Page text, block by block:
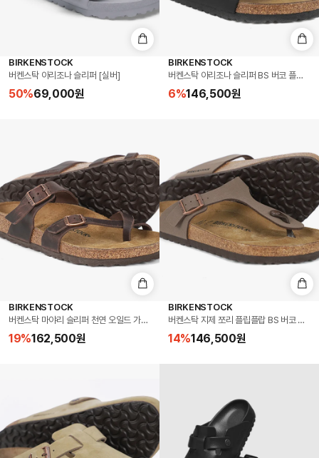
BIRKENSTOCK
버켄스탁 아리조나 슬리퍼 [실버]
50%69,000원
BIRKENSTOCK
버켄스탁 아리조나 슬리퍼 BS 버코 플로
6%146,500원
BIRKENSTOCK
버켄스탁 마야리 슬리퍼 천연 오일드 가죽 하바나 Made in Germany (0171321)
19%162,500원
BIRKENSTOCK
버켄스탁 지제 쪼리 플립플랍 BS 버코
14%146,500원